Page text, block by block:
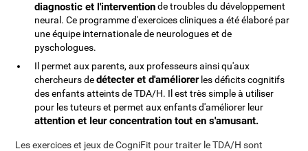
diagnostic et l'interventionde troubles du développement
neural. Ce programme d'exercices cliniques a été élaboré par
une équipe internationale de neurologues et de
pyschologues.
Il permet aux parents, aux professeurs ainsi qu'aux
chercheurs dedétecter et d'améliorerles déficits cognitifs
des enfants atteints de TDA/H. Il est très simple à utiliser
pour les tuteurs et permet aux enfants d'améliorer leur
attention et leur concentration tout en s'amusant.
Les exercices et jeux de CogniFit pour traiter le TDA/H sont